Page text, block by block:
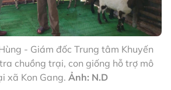
- Giám đốc Trung tâm Khuyến
chuồng trại, con giống hỗ trợ mô
xã Kon Gang. Ảnh: N.D